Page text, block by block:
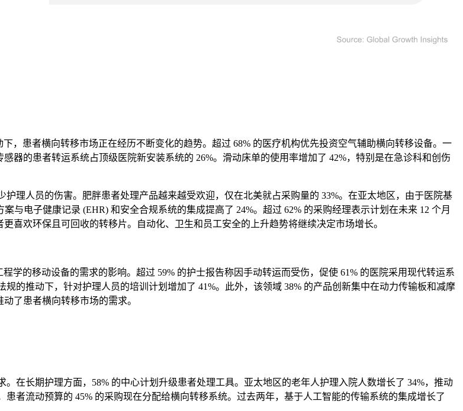
，患者横向转移市场正在经历不断变化的趋势。超过 68% 的医疗机构优先投资空气辅助横向转移设备。一
器的患者转运系统占顶级医院新安装系统的 26%。滑动床单的使用率增加了 42%，特别是在急诊科和创伤
理人员的伤害。肥胖患者处理产品越来越受欢迎，仅在北美就占采购量的 33%。在亚太地区，由于医院基
与电子健康记录 (EHR) 和安全合规系统的集成提高了 24%。超过 62% 的采购经理表示计划在未来 12 个月
喜欢环保且可回收的转移片。自动化、卫生和员工安全的上升趋势将继续决定市场增长。
学的移动设备的需求的影响。超过 59% 的护士报告称因手动转运而受伤，促使 61% 的医院采用现代转运系
的推动下，针对护理人员的培训计划增加了 41%。此外，该领域 38% 的产品创新集中在动力传输板和减摩
了患者横向转移市场的需求。
在长期护理方面，58% 的中心计划升级患者处理工具。亚太地区的老年人护理入院人数增长了 34%，推动
者流动预算的 45% 的采购现在分配给横向转移系统。过去两年，基于人工智能的传输系统的集成增长了